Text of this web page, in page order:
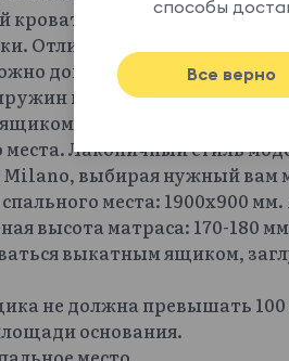
Кушетка
Отличная поддержка
дополнить
и натуральной
который можно
места. Лаконичный стиль
выбирая нужный вам
места: 1900х900
высота матраса: 170-180
выкатным ящиком,
не должна превышать 100
основания.
способы
Все верно